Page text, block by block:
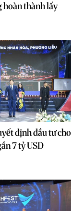
hoàn thành lấy
định đầu tư cho
7 tỷ USD